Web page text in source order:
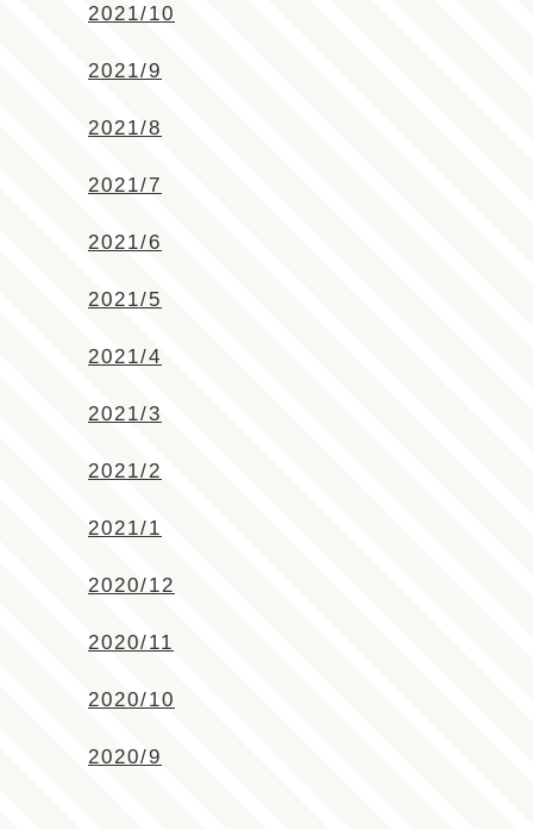
2021/10
2021/9
2021/8
2021/7
2021/6
2021/5
2021/4
2021/3
2021/2
2021/1
2020/12
2020/11
2020/10
2020/9